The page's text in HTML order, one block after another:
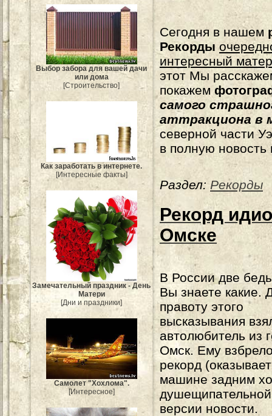
Выбор забора для вашей дачи
или дома
[Строительство]
Как заработать в интернете.
[Интересные факты]
Замечательный праздник - День
Матери
[Дни и праздники]
Самолет "Хохлома".
[Интересное]
Сегодня в нашем
Рекорды
интересный
этот Мы
покажем
самого
аттракциона в
северной части
в полную
Раздел: Рекорды
Рекорд
Омске
В России две
Вы знаете какие.
правоту этого
высказывания
автолюбитель из
Омск. Ему
рекорд
машине задним
версии новости.